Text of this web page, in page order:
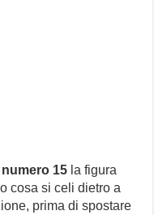
numero 15 la figura
cosa si celi dietro a
prima di spostare